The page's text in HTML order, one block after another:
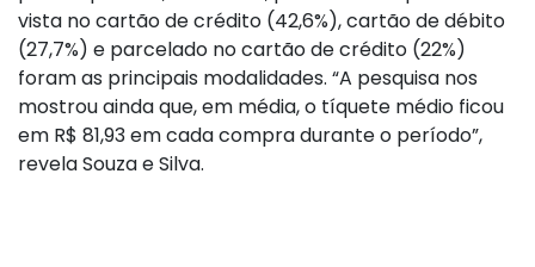
vista no cartão de crédito (42,6%), cartão de débito
(27,7%) e parcelado no cartão de crédito (22%)
foram as principais modalidades. “A pesquisa nos
mostrou ainda que, em média, o tíquete médio ficou
em R$ 81,93 em cada compra durante o período”,
revela Souza e Silva.